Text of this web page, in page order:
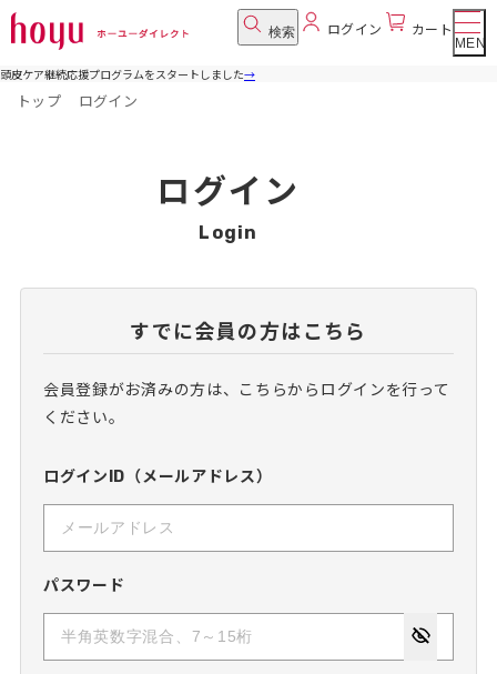
検索 ログイン
カート
MENU
頭皮ケア継続応援プログラムをスタートしました→
トップ ログイン
ログイン
Login
すでに会員の方はこちら
会員登録がお済みの方は、こちらからログインを行って
ください。
ログインID（メールアドレス）
パスワード